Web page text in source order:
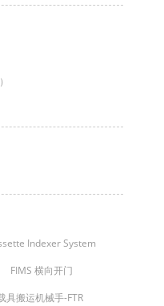
Indexer System
FIMS 横向开门
具搬运机械手-FTR